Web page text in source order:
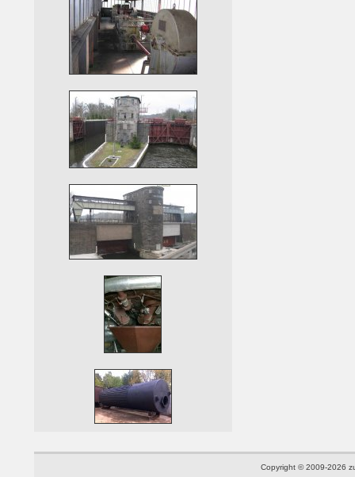
Copyright © 2009-2026